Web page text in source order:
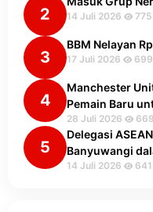
2 14 Juli 2026 775
3
BBM Nelayan
17 Juli 2026 699
4
Manchester
Pemain Baru
28 Juli 2026 669
5
Delegasi
Banyuwangi
14 Juli 2026 641